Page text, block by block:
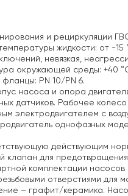
и рециркуляции
жидкости: от -15
невязкая,
окружающей среды: +40
PN 10/PN 6.
насоса и опора
датчиков. Рабочее
электродвигателем с
однофазных
действующим
клапан для
комплектации
отверстиями для
– графит/керамика.